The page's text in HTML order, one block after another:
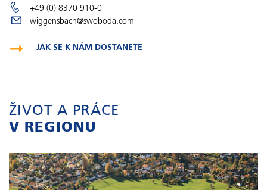
+49 (0) 8370 910-0
wiggensbach@swoboda.com
JAK SE K NÁM DOSTANETE
ŽIVOT A PRÁCE
V REGIONU